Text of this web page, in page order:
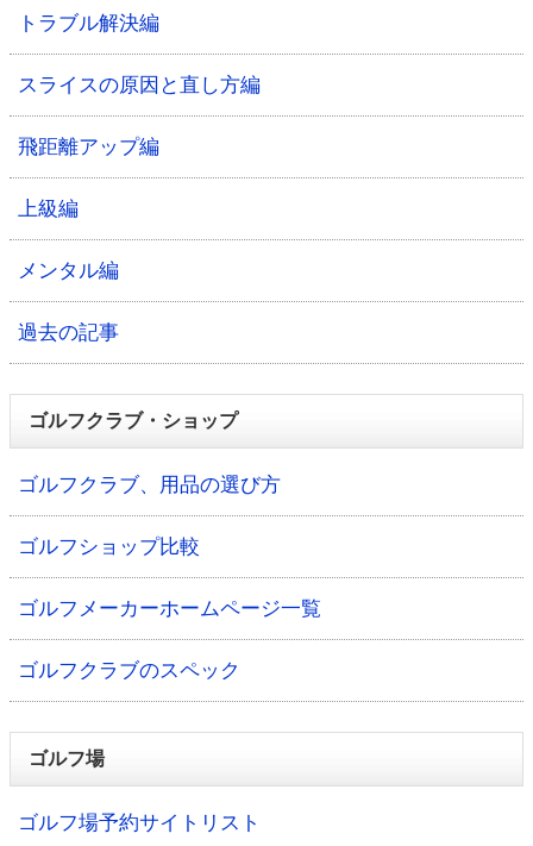
トラブル解決編
スライスの原因と直し方編
飛距離アップ編
上級編
メンタル編
過去の記事
ゴルフクラブ・ショップ
ゴルフクラブ、用品の選び方
ゴルフショップ比較
ゴルフメーカーホームページ一覧
ゴルフクラブのスペック
ゴルフ場
ゴルフ場予約サイトリスト